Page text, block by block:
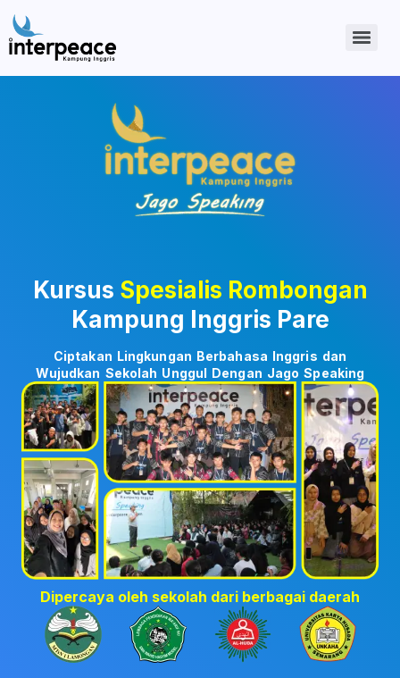
Kursus Spesialis Rombongan
Kampung Inggris Pare
Ciptakan Lingkungan Berbahasa Inggris dan
Wujudkan Sekolah Unggul Dengan Jago Speaking
Dipercaya oleh sekolah dari berbagai daerah